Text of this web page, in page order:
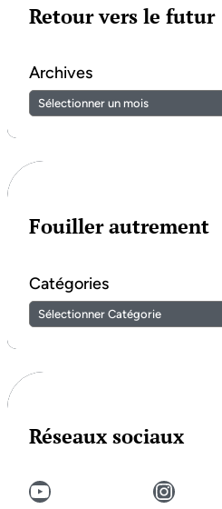
Retour vers le futur
Archives
Fouiller autrement
Catégories
Réseaux sociaux
YouTube Instagram